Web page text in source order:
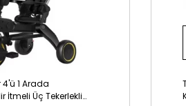
4'ü 1 Arada
İtmeli Üç Tekerlekli